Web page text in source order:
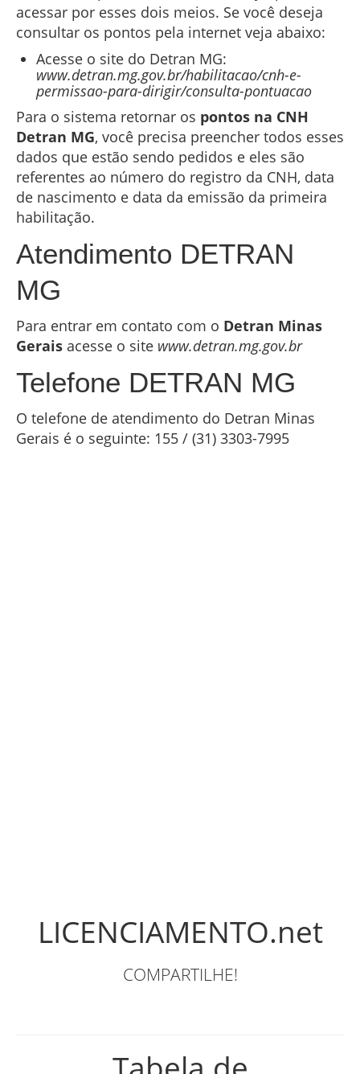
acessar por esses dois meios. Se você deseja
consultar os pontos pela internet veja abaixo:
Acesse o site do Detran MG:
www.detran.mg.gov.br/habilitacao/cnh-e-
permissao-para-dirigir/consulta-pontuacao
Para o sistema retornar os pontos na CNH
Detran MG, você precisa preencher todos esses
dados que estão sendo pedidos e eles são
referentes ao número do registro da CNH, data
de nascimento e data da emissão da primeira
habilitação.
Atendimento DETRAN
MG
Para entrar em contato com o Detran Minas
Gerais acesse o site www.detran.mg.gov.br
Telefone DETRAN MG
O telefone de atendimento do Detran Minas
Gerais é o seguinte: 155 / (31) 3303-7995
LICENCIAMENTO.net
COMPARTILHE!